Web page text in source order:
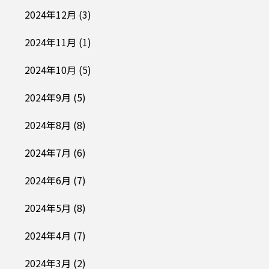
2024年12月 (3)
2024年11月 (1)
2024年10月 (5)
2024年9月 (5)
2024年8月 (8)
2024年7月 (6)
2024年6月 (7)
2024年5月 (8)
2024年4月 (7)
2024年3月 (2)